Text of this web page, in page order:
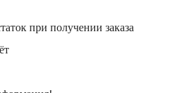
при получении заказа